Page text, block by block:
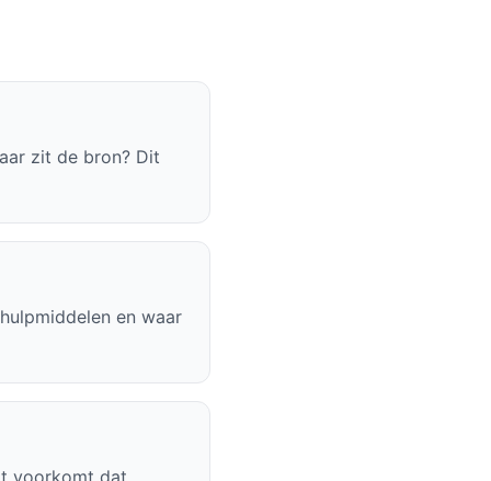
zit de bron? Dit
en waar
voorkomt dat